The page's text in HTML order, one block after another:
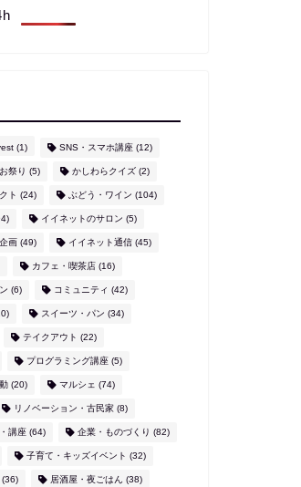
(1) SNS・スマホ講座 (12)
お祭り (5) かしわらクイズ(2)
ト (24) ぶどう・ワイン (104)
イイネットのサロン (5)
画 (49) イイネット通信(45)
カフェ・喫茶店 (16)
(6) コミュニティ (42)
スイーツ・パン (34)
テイクアウト (22)
プログラミング講座 (5)
(20) マルシェ (74)
リノベーション・古民家(8)
講座 (64) 企業・ものづくり (82)
子育て・キッズイベント (32)
(36) 居酒屋・夜ごはん (38)